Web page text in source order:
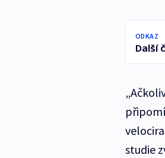
ODKAZ
Další
studie